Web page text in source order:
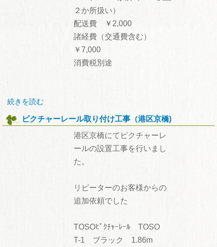
２か所扱い）
配送費 ￥2,000
諸経費（交通費含む）
￥7,000
消費税別途
続きを読む
ピクチャーレール取り付け工事（港区京橋)
港区京橋にてピクチャーレ
ールの設置工事を行いまし
た。
リピーターのお客様からの
追加依頼でした
TOSOﾋﾟｸﾁｬｰﾚｰﾙ TOSO
T-1 ブラック 1.86m